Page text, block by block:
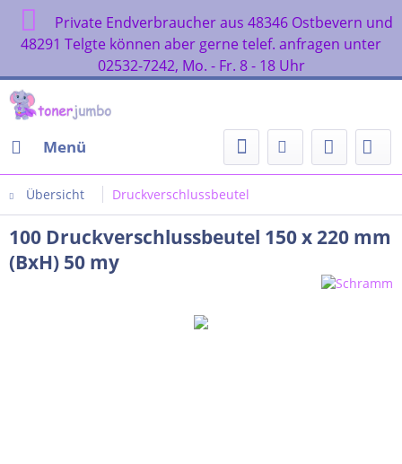
Private Endverbraucher aus 48346 Ostbevern und
48291 Telgte können aber gerne telef. anfragen unter
02532-7242, Mo. - Fr. 8 - 18 Uhr
Menü
Übersicht Druckverschlussbeutel
100 Druckverschlussbeutel 150 x 220 mm
(BxH) 50 my